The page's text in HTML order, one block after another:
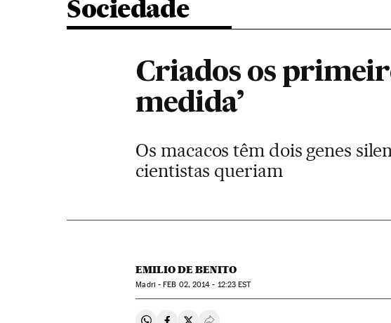
Sociedade
Criados os
medida’
Os macacos têm dois genes
cientistas queriam
EMILIO DE BENITO
Madri -FEB 02, 2014 - 12:23 EST